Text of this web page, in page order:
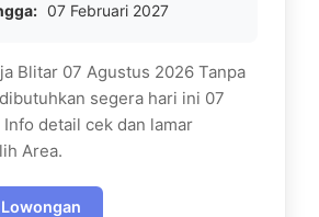
07 Februari 2027
Blitar 07 Agustus 2026 Tanpa
segera hari ini 07
detail cek dan lamar
Area.